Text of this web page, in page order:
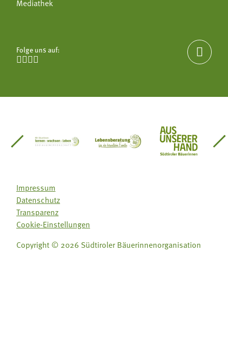
Mediathek
Folge uns auf:


Südtirol
Gärtnervereinigung
Sozialgenossenschaft Mit Bäuerinnen lernen -
Lebensberatung für dieAus unserer
Impressum
Datenschutz
Transparenz
Cookie-Einstellungen
Copyright © 2026 Südtiroler Bäuerinnenorganisation